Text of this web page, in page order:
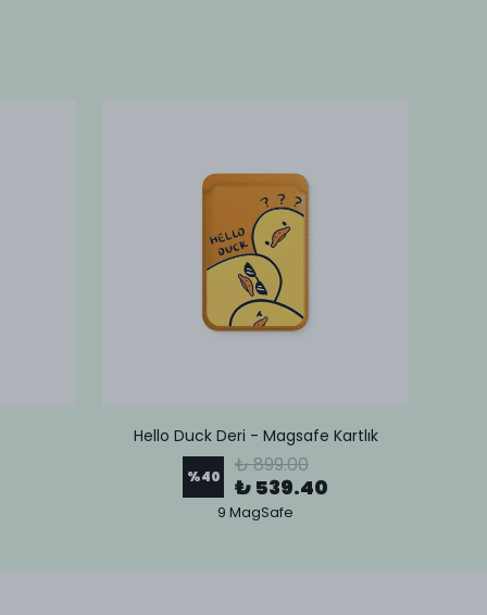
Hello Duck Deri - Magsafe Kartlık
%40 ₺ 899.00
₺ 539.40
9 MagSafe